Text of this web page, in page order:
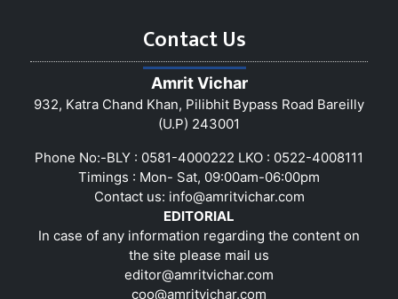
Contact Us
Amrit Vichar
932, Katra Chand Khan, Pilibhit Bypass Road Bareilly
(U.P) 243001
Phone No:-BLY : 0581-4000222 LKO : 0522-4008111
Timings : Mon- Sat, 09:00am-06:00pm
Contact us: info@amritvichar.com
EDITORIAL
In case of any information regarding the content on
the site please mail us
editor@amritvichar.com
coo@amritvichar.com